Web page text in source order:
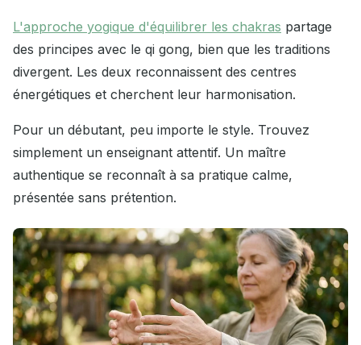
L'approche yogique d'équilibrer les chakras partage
des principes avec le qi gong, bien que les traditions
divergent. Les deux reconnaissent des centres
énergétiques et cherchent leur harmonisation.
Pour un débutant, peu importe le style. Trouvez
simplement un enseignant attentif. Un maître
authentique se reconnaît à sa pratique calme,
présentée sans prétention.